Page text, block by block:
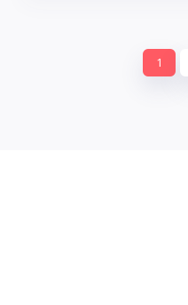
1